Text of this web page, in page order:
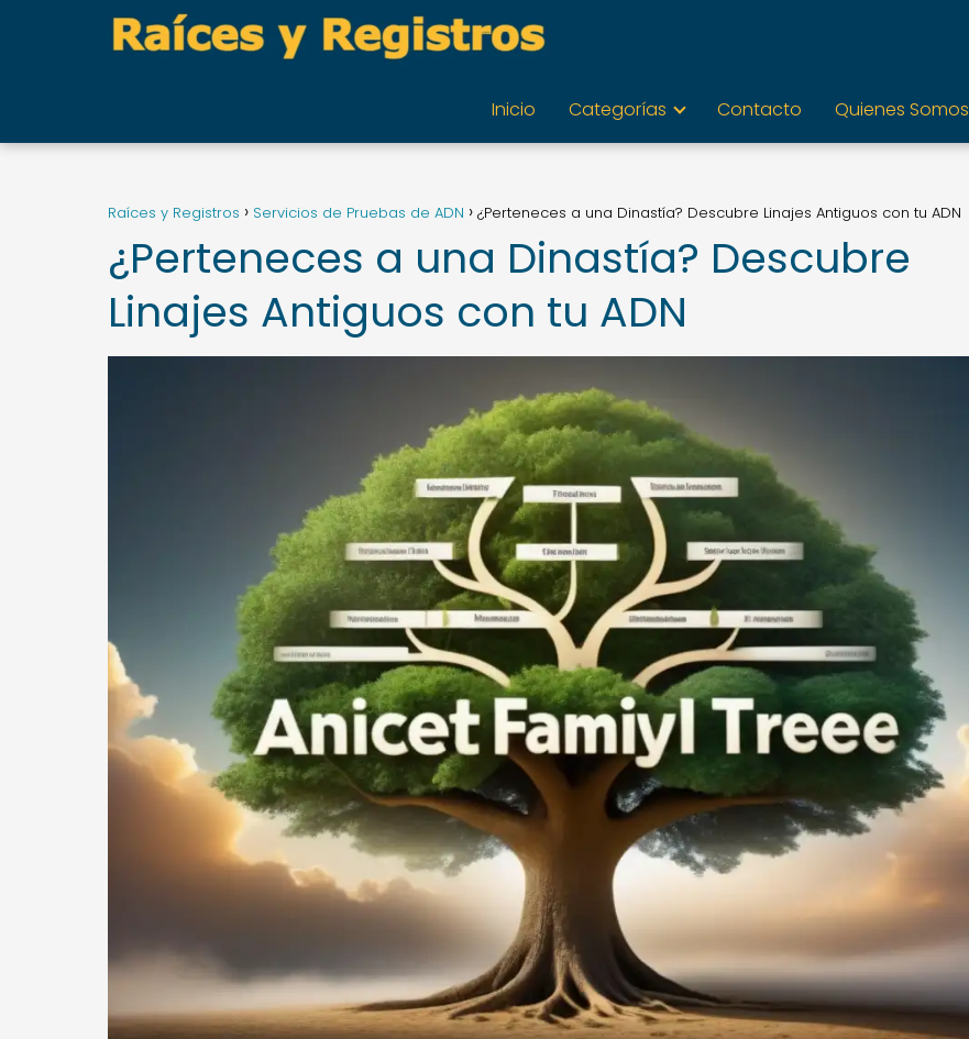
Inicio Categorías Contacto Quienes Somos
Raíces y Registros Servicios de Pruebas de ADN ¿Perteneces a una Dinastía? Descubre Linajes Antiguos con tu ADN
¿Perteneces a una Dinastía? Descubre
Linajes Antiguos con tu ADN